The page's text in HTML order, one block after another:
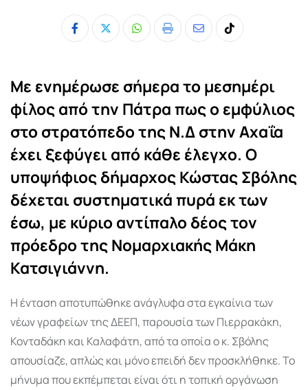
Whatsapp
Print
ShareTiktok
Με ενημέρωσε σήμερα το μεσημέρι
φίλος από την Πάτρα πως ο εμφύλιος
στο στρατόπεδο της Ν.Δ στην Αχαΐα
έχει ξεφύγει από κάθε έλεγχο. Ο
υποψήφιος δήμαρχος Κώστας Σβόλης
δέχεται συστηματικά πυρά εκ των
έσω, με κύριο αντίπαλο δέος τον
πρόεδρο της Νομαρχιακής Μάκη
Κατσιγιάννη.
Η ένταση αποτυπώθηκε ανάγλυφα στα εγκαίνια των
νέων γραφείων της ΔΕΕΠ, παρουσία των Πιερρακάκη,
Κονταδάκη και Καλαφάτη, από τα οποία ο κ. Σβόλης
απουσίαζε, απλώς και μόνο επειδή δεν προσκλήθηκε. Το
μήνυμα που εκπέμπεται είναι ότι η τοπική οργάνωση